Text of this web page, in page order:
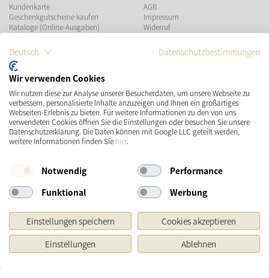
Kundenkarte
Geschenkgutscheine kaufen
Kataloge (Online-Ausgaben)
AGB
Impressum
Widerruf
Teilnahmebedingungen Gewinnspiel
ZAHLUNGSMÖGLICHKEITEN
VERSAND SOCIAL MEDIA
* Preisangaben inkl. gesetzl. MwSt. und zzgl.Versandkosten
Deutsch Datenschutzbestimmungen
Wir verwenden Cookies
Wir nutzen diese zur Analyse unserer Besucherdaten, um unsere Webseite zu
verbessern, personalisierte Inhalte anzuzeigen und Ihnen ein großartiges
Webseiten-Erlebnis zu bieten. Für weitere Informationen zu den von uns
verwendeten Cookies öffnen Sie die Einstellungen oder besuchen Sie unsere
Datenschutzerklärung. Die Daten können mit Google LLC geteilt werden,
weitere Informationen finden Sie hier.
Notwendig
Performance
Funktional
Werbung
Einstellungen speichern
Cookies akzeptieren
Einstellungen
Ablehnen